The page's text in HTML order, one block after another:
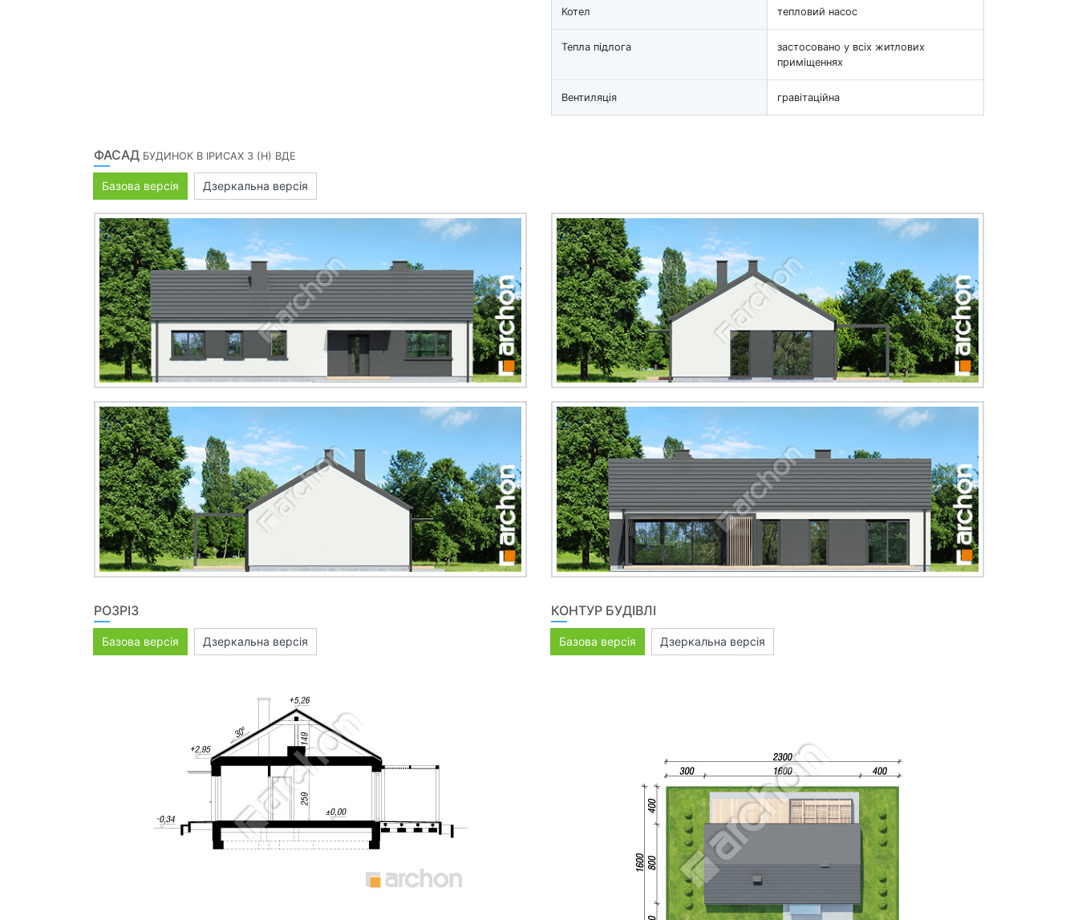
Котел тепловий насос
Тепла підлога
застосовано у всіх житлових
приміщеннях
Вентиляція гравітаційна
ФАСАД БУДИНОК В ІРИСАХ 3 (Н) ВДЕ
Базова версія Дзеркальна версія
РОЗРІЗ
Базова версія Дзеркальна версія
КОНТУР БУДІВЛІ
Базова версія Дзеркальна версія